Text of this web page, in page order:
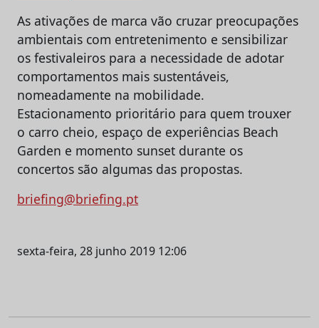
As ativações de marca vão cruzar preocupações
ambientais com entretenimento e sensibilizar
os festivaleiros para a necessidade de adotar
comportamentos mais sustentáveis,
nomeadamente na mobilidade.
Estacionamento prioritário para quem trouxer
o carro cheio, espaço de experiências Beach
Garden e momento sunset durante os
concertos são algumas das propostas.
briefing@briefing.pt
sexta-feira, 28 junho 2019 12:06